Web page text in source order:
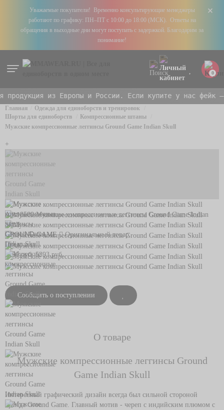
+
Уважаемые покупатели! Временно консультирующие менеджеры
работают по графику: ПН–ПТ с 10:00 до 18:00 (МСК). Ответы на
обращения в выходные дни могут поступать с задержкой. Благодарим за
понимание!
0
из Европы и России. Если купите у нас фейк —
Главная
Одежда для единоборств и тренировок
Шорты для единоборств
Компрессионные штаны
Мужские компрессионные леггинсы Ground Game Indian Skull
+
Арт. 8589 Мужские компрессионные леггинсы Ground Game Indian
Skull
GROUND GAME
Оригинальный товар
Предзаказ
7190 руб. 5393 руб.
Сообщить о поступлении
О товаре
Мужские компрессионные леггинсы Ground
Game Indian Skull
Интересный графический дизайн всегда был сильной стороной
бренда Ground Game. Главный мотив - череп с индийским плюмом с